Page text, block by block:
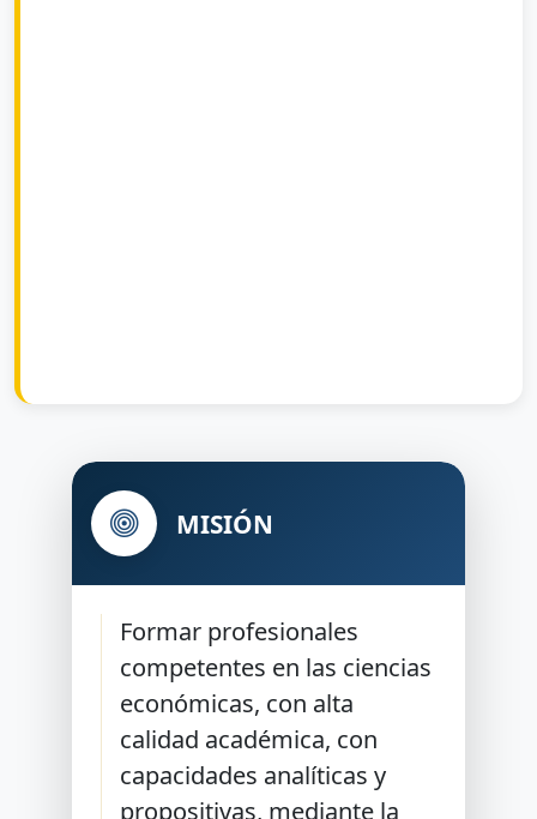
MISIÓN
Formar profesionales
competentes en las ciencias
económicas, con alta
calidad académica, con
capacidades analíticas y
propositivas, mediante la